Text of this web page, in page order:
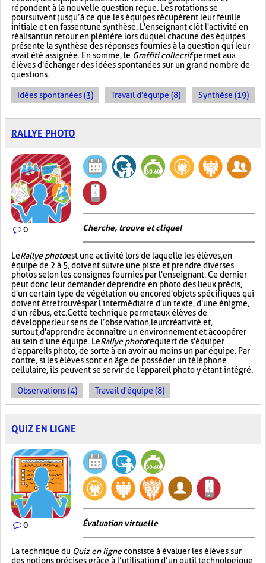
répondent à la nouvelle question reçue. Les rotations se
poursuivent jusqu’à ce que les équipes récupèrent leur feuille
initiale et en fassent une synthèse. L'enseignant clôt l'activité en
réalisant un retour en plénière lors duquel chacune des équipes
présente la synthèse des réponses fournies à la question qui leur
avait été assignée. En somme, le Graffiti collectifpermet aux
élèves d'échanger des idées spontanées sur un grand nombre de
questions.
Idées spontanées (3) Travail d'équipe (8) Synthèse (19)
RALLYE PHOTO
0 Cherche, trouve et clique !
LeRallye photoest une activité lors de laquelle les élèves, en
équipe de 2 à 5, doivent suivre une piste et prendre diverses
photos selon les consignes fournies par l'enseignant. Ce dernier
peut donc leur demander de prendre en photo des lieux précis,
d'un certain type de végétation ou encore d'objets spécifiques qui
doivent être trouvés par l'intermédiaire d'un texte, d'une énigme,
d'un rébus, etc. Cette technique permet aux élèves de
développer leur sens de l’observation, leur créativité et,
surtout, d'apprendre à connaître un environnement et à coopérer
au sein d'une équipe. LeRallye photorequiert de s'équiper
d'appareils photo, de sorte à en avoir au moins un par équipe. Par
contre, si les élèves sont en âge de posséder un téléphone
cellulaire, ils peuvent se servir de l'appareil photo y étant intégré.
Observations (4) Travail d'équipe (8)
QUIZ EN LIGNE
0 Évaluation virtuelle
La technique du Quiz en ligneconsiste à évaluer les élèves sur
des notions précises grâce à l’utilisation d’un outil technologique